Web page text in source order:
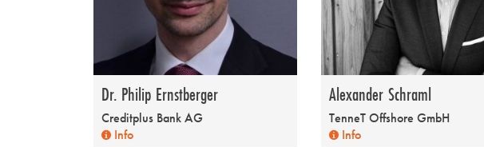
Dr. Philip Ernstberger
Creditplus Bank AG
Info
Alexander Schraml
TenneT Offshore GmbH
Info